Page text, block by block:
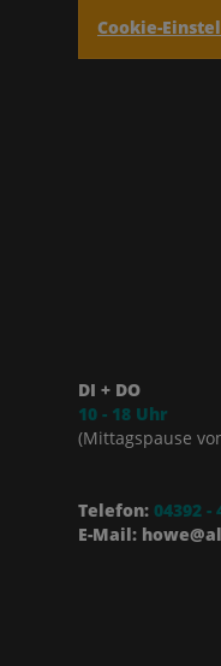
Cookie-
DI + DO
10 - 18 Uhr
(Mittagspause
Telefon: 04392 -
E-Mail: